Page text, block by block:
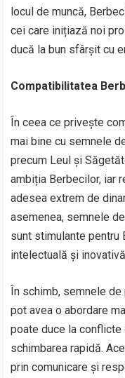
locul de muncă,
cei care inițiază noi
ducă la bun sfârșit cu
Compatibilitatea
În ceea ce privește
mai bine cu semnele
precum Leul și
ambiția Berbecilor, iar
adesea extrem de
asemenea, semnele
sunt stimulante pentru
intelectuală și
În schimb, semnele de
pot avea o abordare
poate duce la
schimbarea rapidă.
prin comunicare și